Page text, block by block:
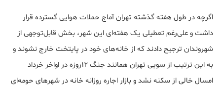
اگرچه در طول هفته گذشته تهران آماج حملات هوایی گسترده قرار
داشت و علی‌رغم تعطیلی یک هفته‌ای این شهر، بخش قابل‌توجهی از
شهروندان ترجیح دادند که از خانه‌های خود در پایتخت خارج نشوند و
به این ترتیب از سویی تهران همانند جنگ ۱۲روزه در اواخر خرداد
امسال خالی از سکنه نشد و بازار اجاره روزانه خانه در شهرهای حومه‌ای